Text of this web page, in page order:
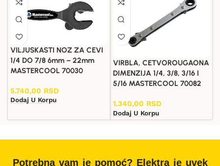
VILJUSKASTI NOZ ZA CEVI
1/4 DO 7/8 6mm – 22mm
MASTERCOOL 70030
5.740,00 RSD
Dodaj U Korpu
VIRBLA, CETVOROUGAONA
DIMENZIJA 1/4, 3/8, 3/16 I
5/16 MASTERCOOL 70082
1.340,00 RSD
Dodaj U Korpu
Potrebna vam je pomoć? Elektra je uvek